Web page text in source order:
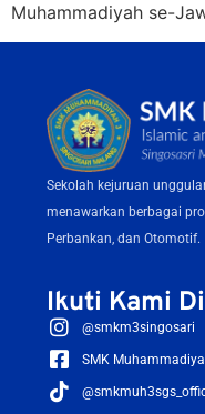
Muhammadiyah se-
Sekolah kejuruan
menawarkan berbagai
Perbankan, dan Otomotif.
Ikuti Kami Di
@smkm3singosari
SMK